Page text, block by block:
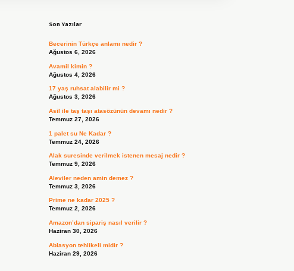
Son Yazılar
Becerinin Türkçe anlamı nedir ?
Ağustos 6, 2026
Avamil kimin ?
Ağustos 4, 2026
17 yaş ruhsat alabilir mi ?
Ağustos 3, 2026
Asil ile taş taşı atasözünün devamı nedir ?
Temmuz 27, 2026
1 palet su Ne Kadar ?
Temmuz 24, 2026
Alak suresinde verilmek istenen mesaj nedir ?
Temmuz 9, 2026
Aleviler neden amin demez ?
Temmuz 3, 2026
Prime ne kadar 2025 ?
Temmuz 2, 2026
Amazon’dan sipariş nasıl verilir ?
Haziran 30, 2026
Ablasyon tehlikeli midir ?
Haziran 29, 2026